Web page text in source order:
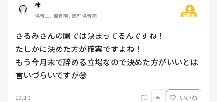
榛
保育士, 保育園, 認可保育園 質問主
さるみさんの園では決まってるんですね！
たしかに決めた方が確実ですよね！
もう今月末で辞める立場なので決めた方がいいとは
言いづらいですが😅
10/10 いいね